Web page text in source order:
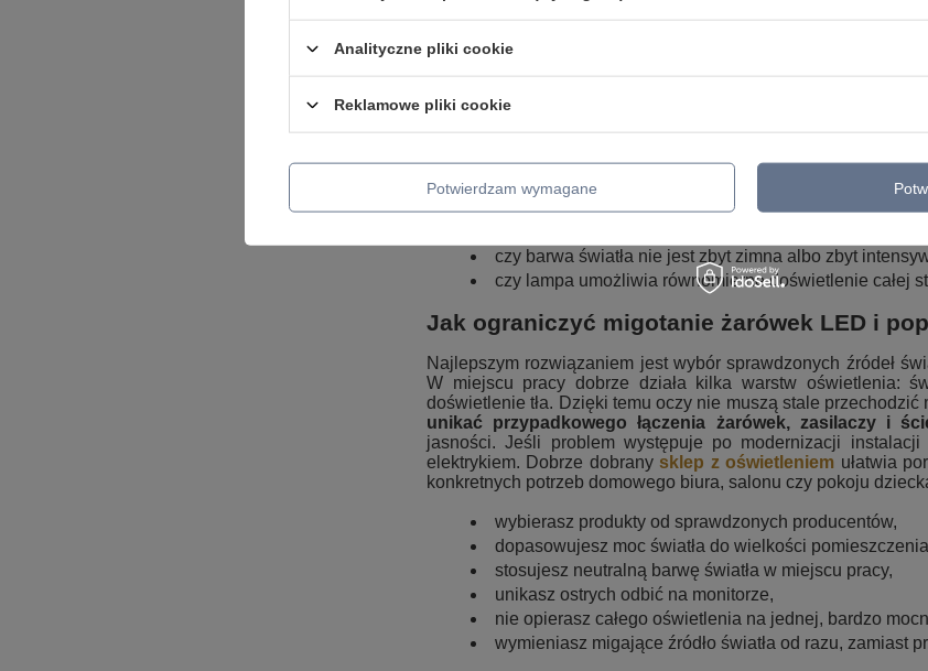
Najprostszym sygnałem ostrzegawczym jest własne
biurka pojawiają się bóle głowy, senność, napięcie oczu albo
się oświetleniu. Pomocny bywa także test aparatem w
problem, który trudno wychwycić gołym okiem
. W
, ponieważ
czy ból głowy pojawia się głównie w jednym
czy dolegliwości nasilają się po włączeniu konkretnej
czy barwa światła nie jest zbyt zimna albo zbyt
czy lampa umożliwia równomierne doświetlenie całej
Jak ograniczyć migotanie żarówek LED i
Najlepszym rozwiązaniem jest wybór sprawdzonych źródeł
W miejscu pracy dobrze działa kilka warstw oświetlenia:
doświetlenie tła. Dzięki temu oczy nie muszą stale
unikać przypadkowego łączenia żarówek, zasilaczy i
jasności. Jeśli problem występuje po modernizacji
elektrykiem. Dobrze dobrany sklep z oświetleniem ułatwia
konkretnych potrzeb domowego biura, salonu czy pokoju
wybierasz produkty od sprawdzonych producentów,
dopasowujesz moc światła do wielkości
stosujesz neutralną barwę światła w miejscu pracy,
unikasz ostrych odbić na monitorze,
nie opierasz całego oświetlenia na jednej, bardzo
wymieniasz migające źródło światła od razu, zamiast
Analityczne pliki cookie
Reklamowe pliki cookie
Potwierdzam wymagane